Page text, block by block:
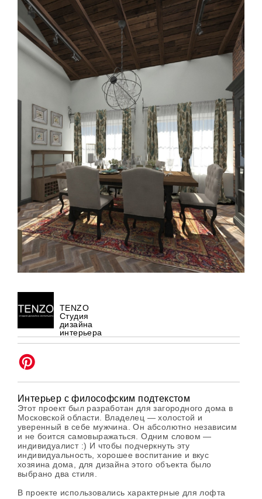
TENZO
Студия
дизайна
интерьера
Интерьер с философским подтекстом
Этот проект был разработан для загородного дома в
Московской области. Владелец — холостой и
уверенный в себе мужчина. Он абсолютно независим
и не боится самовыражаться. Одним словом —
индивидуалист :) И чтобы подчеркнуть эту
индивидуальность, хорошее воспитание и вкус
хозяина дома, для дизайна этого объекта было
выбрано два стиля.
В проекте использовались характерные для лофта